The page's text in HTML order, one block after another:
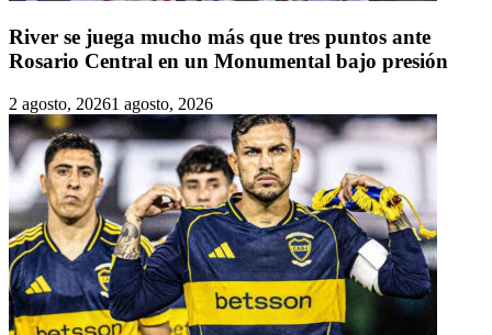
River se juega mucho más que tres puntos ante
Rosario Central en un Monumental bajo presión
2 agosto, 20261 agosto, 2026